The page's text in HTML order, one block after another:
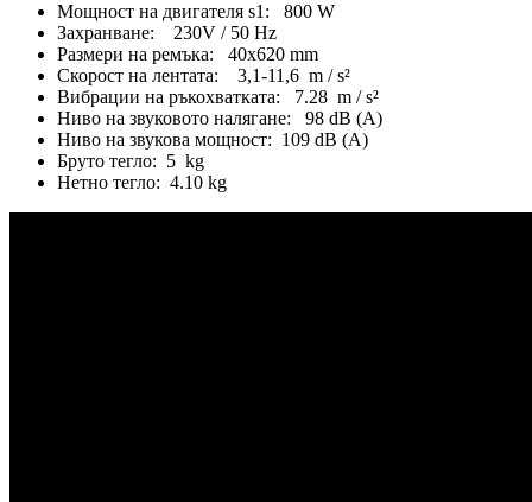
Мощност на двигателя s1: 800 W
Захранване: 230V / 50 Hz
Размери на ремъка: 40x620 mm
Скорост на лентата: 3,1-11,6 m / s²
Вибрации на ръкохватката: 7.28 m / s²
Ниво на звуковото налягане: 98 dB (A)
Ниво на звукова мощност: 109 dB (A)
Бруто тегло: 5 kg
Нетно тегло: 4.10 kg